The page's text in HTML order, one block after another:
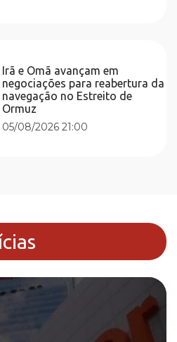
Irã e Omã avançam em
negociações para reabertura da
navegação no Estreito de
Ormuz
05/08/2026 21:00